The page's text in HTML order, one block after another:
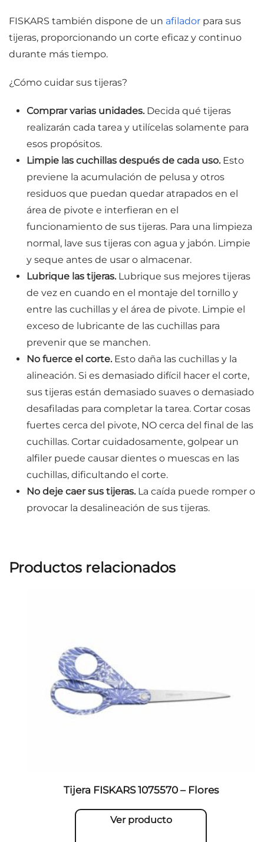
FISKARS también dispone de un afilador para sus
tijeras, proporcionando un corte eficaz y continuo
durante más tiempo.
¿Cómo cuidar sus tijeras?
Comprar varias unidades. Decida qué tijeras
realizarán cada tarea y utilícelas solamente para
esos propósitos.
Limpie las cuchillas después de cada uso. Esto
previene la acumulación de pelusa y otros
residuos que puedan quedar atrapados en el
área de pivote e interfieran en el
funcionamiento de sus tijeras. Para una limpieza
normal, lave sus tijeras con agua y jabón. Limpie
y seque antes de usar o almacenar.
Lubrique las tijeras. Lubrique sus mejores tijeras
de vez en cuando en el montaje del tornillo y
entre las cuchillas y el área de pivote. Limpie el
exceso de lubricante de las cuchillas para
prevenir que se manchen.
No fuerce el corte. Esto daña las cuchillas y la
alineación. Si es demasiado difícil hacer el corte,
sus tijeras están demasiado suaves o demasiado
desafiladas para completar la tarea. Cortar cosas
fuertes cerca del pivote, NO cerca del final de las
cuchillas. Cortar cuidadosamente, golpear un
alfiler puede causar dientes o muescas en las
cuchillas, dificultando el corte.
No deje caer sus tijeras. La caída puede romper o
provocar la desalineación de sus tijeras.
Productos relacionados
Tijera FISKARS 1075570 – Flores
Ver producto